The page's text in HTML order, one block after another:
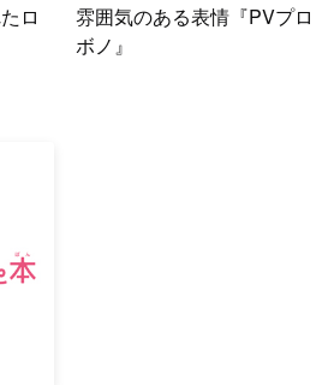
ロ
雰囲気のある表情『PVプロ
ボノ』